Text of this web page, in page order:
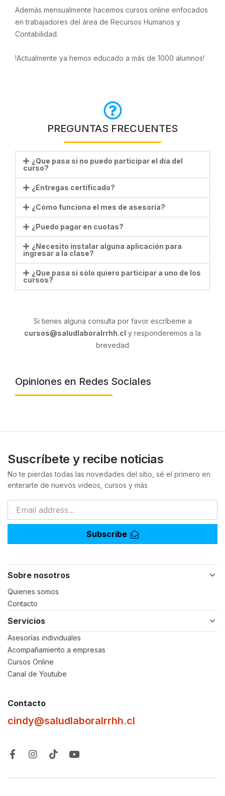
Además mensualmente hacemos cursos online enfocados
en trabajadores del área de Recursos Humanos y
Contabilidad.
!Actualmente ya hemos educado a más de 1000 alumnos!
PREGUNTAS FRECUENTES
¿Que pasa si no puedo participar el día del
curso?
¿Entregas certificado?
¿Cómo funciona el mes de asesoría?
¿Puedo pagar en cuotas?
¿Necesito instalar alguna aplicación para
ingresar a la clase?
¿Que pasa si sólo quiero participar a uno de los
cursos?
Si tienes alguna consulta por favor escríbeme a
cursos@saludlaboralrrhh.cl y responderemos a la
brevedad
Opiniones en Redes Sociales
Suscríbete y recibe noticias
No te pierdas todas las novedades del sitio, sé el primero en
enterarte de nuevos videos, cursos y más
Subscribe
Sobre nosotros
Quienes somos
Contacto
Servicios
Asesorías individuales
Acompañamiento a empresas
Cursos Online
Canal de Youtube
Contacto
cindy@saludlaboralrrhh.cl